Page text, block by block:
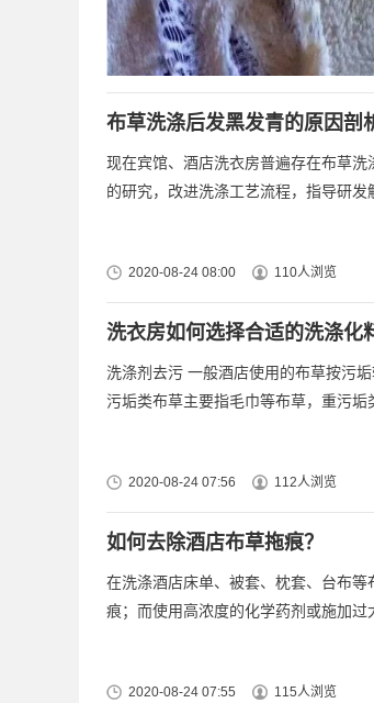
布草洗涤后发黑发青的原因剖
现在宾馆、酒店洗衣房普遍存在布草
的研究，改进洗涤工艺流程，指导研发
2020-08-24 08:00 110人浏览
洗衣房如何选择合适的洗涤化
洗涤剂去污 一般酒店使用的布草按污
污垢类布草主要指毛巾等布草，重污垢
2020-08-24 07:56 112人浏览
如何去除酒店布草拖痕？
在洗涤酒店床单、被套、枕套、台布
痕；而使用高浓度的化学药剂或施加过
2020-08-24 07:55 115人浏览